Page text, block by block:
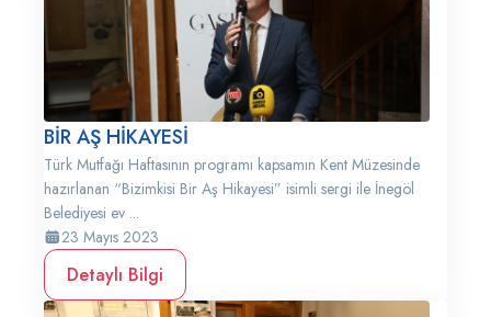
BİR AŞ HİKAYESİ
Türk Mutfağı Haftasının programı kapsamın Kent Müzesinde
hazırlanan “Bizimkisi Bir Aş Hikayesi” isimli sergi ile İnegöl
Belediyesi ev ...
23 Mayıs 2023
Detaylı Bilgi